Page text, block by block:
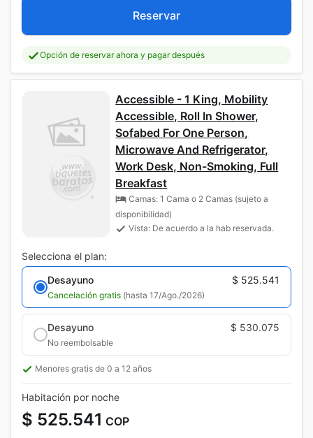
Reservar
Opción de reservar ahora y pagar después
Accessible - 1 King, Mobility
Accessible, Roll In Shower,
Sofabed For One Person,
Microwave And Refrigerator,
Work Desk, Non-Smoking, Full
Breakfast
Camas: 1 Cama o 2 Camas (sujeto a
disponibilidad)
Vista: De acuerdo a la hab reservada.
Selecciona el plan:
Desayuno
$ 525.541
Cancelación gratis (hasta 17/Ago./2026)
Desayuno $ 530.075
No reembolsable
Menores gratis de 0 a 12 años
Habitación por noche
$ 525.541 COP